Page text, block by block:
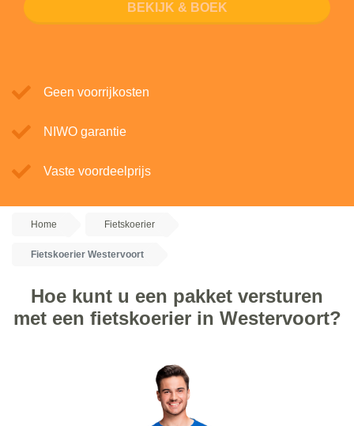
BEKIJK & BOEK
Geen voorrijkosten
NIWO garantie
Vaste voordeelprijs
Home Fietskoerier
Fietskoerier Westervoort
Hoe kunt u een pakket versturen
met een fietskoerier in Westervoort?